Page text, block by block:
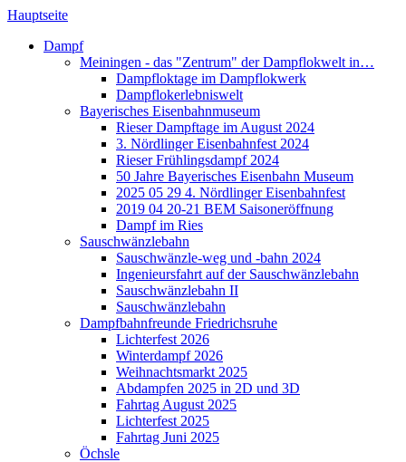
Hauptseite
Dampf
Meiningen - das "Zentrum" der Dampflokwelt in…
Dampfloktage im Dampflokwerk
Dampflokerlebniswelt
Bayerisches Eisenbahnmuseum
Rieser Dampftage im August 2024
3. Nördlinger Eisenbahnfest 2024
Rieser Frühlingsdampf 2024
50 Jahre Bayerisches Eisenbahn Museum
2025 05 29 4. Nördlinger Eisenbahnfest
2019 04 20-21 BEM Saisoneröffnung
Dampf im Ries
Sauschwänzlebahn
Sauschwänzle-weg und -bahn 2024
Ingenieursfahrt auf der Sauschwänzlebahn
Sauschwänzlebahn II
Sauschwänzlebahn
Dampfbahnfreunde Friedrichsruhe
Lichterfest 2026
Winterdampf 2026
Weihnachtsmarkt 2025
Abdampfen 2025 in 2D und 3D
Fahrtag August 2025
Lichterfest 2025
Fahrtag Juni 2025
Öchsle